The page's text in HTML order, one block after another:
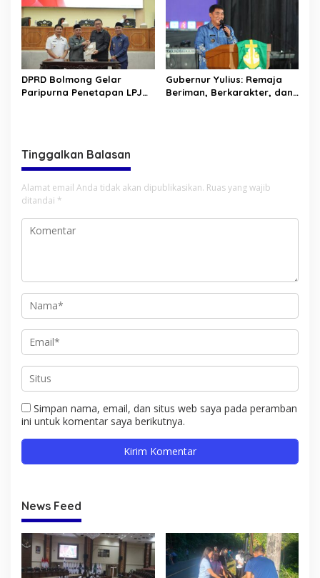
DPRD Bolmong Gelar
Paripurna Penetapan LPJ
Gubernur Yulius: Remaja
Beriman, Berkarakter, dan
Tinggalkan Balasan
Alamat email Anda tidak akan dipublikasikan. Ruas yang wajib
ditandai *
Simpan nama, email, dan situs web saya pada peramban
ini untuk komentar saya berikutnya.
News Feed